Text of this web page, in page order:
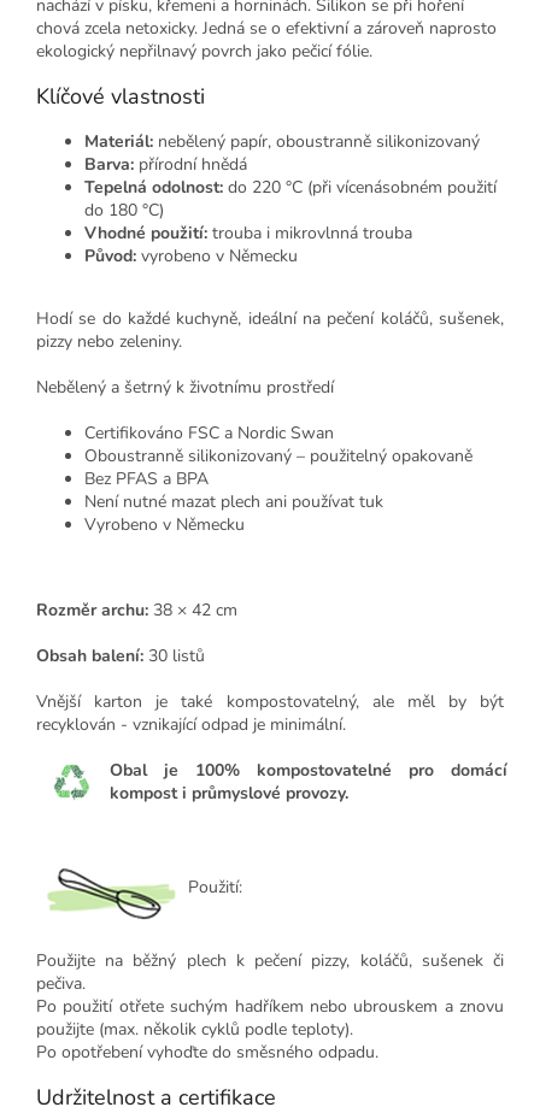
nachází v písku, křemeni a horninách. Silikon se při hoření
chová zcela netoxicky. Jedná se o efektivní a zároveň naprosto
ekologický nepřilnavý povrch jako pečicí fólie.
Klíčové vlastnosti
Materiál: nebělený papír, oboustranně silikonizovaný
Barva: přírodní hnědá
Tepelná odolnost: do 220 °C (při vícenásobném použití
do 180 °C)
Vhodné použití: trouba i mikrovlnná trouba
Původ: vyrobeno v Německu
Hodí se do každé kuchyně, ideální na pečení koláčů, sušenek,
pizzy nebo zeleniny.
Nebělený a šetrný k životnímu prostředí
Certifikováno FSC a Nordic Swan
Oboustranně silikonizovaný – použitelný opakovaně
Bez PFAS a BPA
Není nutné mazat plech ani používat tuk
Vyrobeno v Německu
Rozměr archu: 38 × 42 cm
Obsah balení: 30 listů
Vnější karton je také kompostovatelný, ale měl by být
recyklován - vznikající odpad je minimální.
Obal je 100% kompostovatelné pro domácí
kompost i průmyslové provozy.
Použití:
Použijte na běžný plech k pečení pizzy, koláčů, sušenek či
pečiva.
Po použití otřete suchým hadříkem nebo ubrouskem a znovu
použijte (max. několik cyklů podle teploty).
Po opotřebení vyhoďte do směsného odpadu.
Udržitelnost a certifikace